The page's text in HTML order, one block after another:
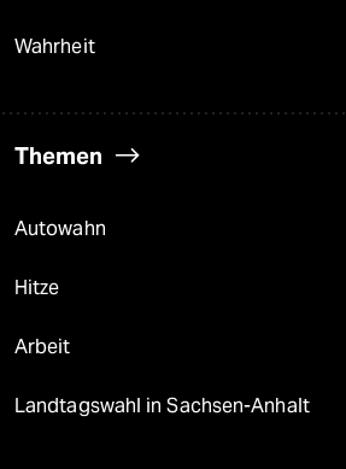
unterstützen
abo
Wahrheit
Themen
Autowahn
Hitze
Arbeit
Landtagswahl in Sachsen-Anhalt